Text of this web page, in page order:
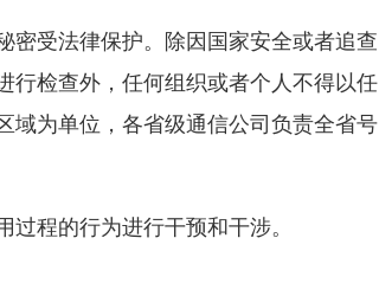
受法律保护。除因国家安全或者追查
行检查外，任何组织或者个人不得以任
域为单位，各省级通信公司负责全省号
程的行为进行干预和干涉。